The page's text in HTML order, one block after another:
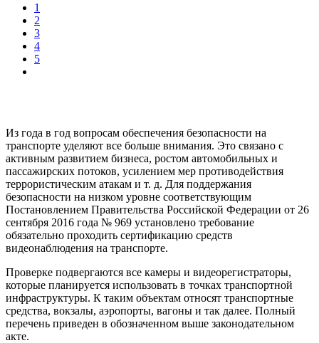
1
2
3
4
5
Из года в год вопросам обеспечения безопасности на
транспорте уделяют все больше внимания. Это связано с
активным развитием бизнеса, ростом автомобильных и
пассажирских потоков, усилением мер противодействия
террористическим атакам и т. д. Для поддержания
безопасности на низком уровне соответствующим
Постановлением Правительства Российской Федерации от 26
сентября 2016 года № 969 установлено требование
обязательно проходить сертификацию средств
видеонаблюдения на транспорте.
Проверке подвергаются все камеры и видеорегистраторы,
которые планируется использовать в точках транспортной
инфраструктуры. К таким объектам относят транспортные
средства, вокзалы, аэропорты, вагоны и так далее. Полный
перечень приведен в обозначенном выше законодательном
акте.